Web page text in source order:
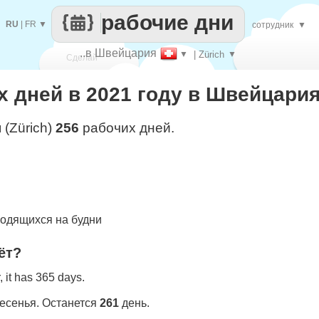
Сделай
каждый
..в Швейцария ▼ | Zürich ▼
рабочие дни
RU FR ▼ сотрудник ▼
дней в 2021 году в
256 рабочих дней.
на будни
it has 365 days.
Останется 261 день.